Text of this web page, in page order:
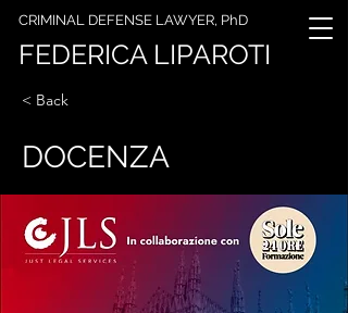
FEDERICA LIPAROTI
CRIMINAL DEFENSE LAWYER, PhD
< Back
DOCENZA